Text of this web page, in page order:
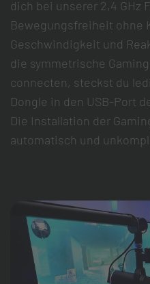
dich bei unserer 2,4 GHz
Bewegungsfreiheit ohne
Geschwindigkeit und
die symmetrische
connecten, steckst du
Dongle in den USB-Port
Die Installation der
automatisch und